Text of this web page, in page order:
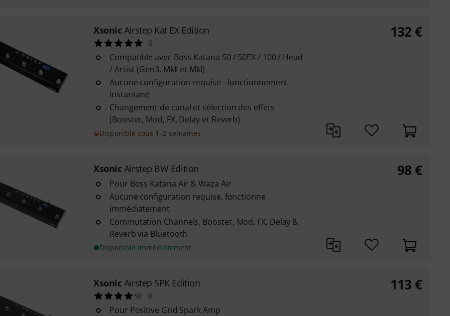
XsonicAirstep Kat EX Edition
3
Compatible avec Boss Katana 50 / 50EX / 100 / Head
/ Artist (Gen3, MkII et MkI)
Aucune configuration requise - fonctionnement
instantané
Changement de canal et sélection des effets
(Booster, Mod, FX, Delay et Reverb)
Disponible sous 1–2 semaines
132 €
XsonicAirstep BW Edition
Pour Boss Katana Air & Waza Air
Aucune configuration requise, fonctionne
immédiatement
Commutation Channels, Booster, Mod, FX, Delay &
Reverb via Bluetooth
Disponible immédiatement
98 €
XsonicAirstep SPK Edition
9
Pour Positive Grid Spark Amp
113 €